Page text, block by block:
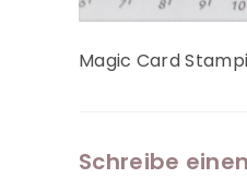
Magic Card
Schreibe